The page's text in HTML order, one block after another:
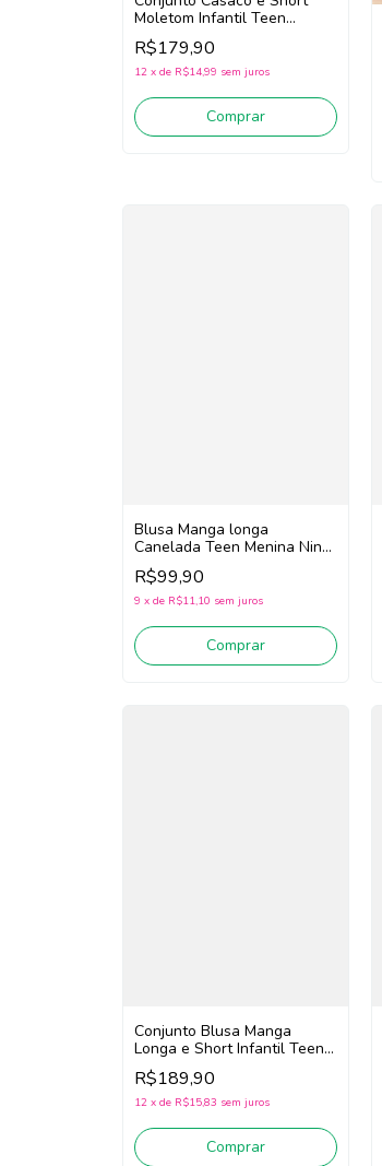
Moletom Infantil Teen
Menina Nina Go! 2261038
(Azul)
R$179,90
12 x de R$14,99 sem juros
Comprar
Blusa Manga longa
Canelada Teen Menina Nina
Go! 2261010 (Preto)
R$99,90
9 x de R$11,10 sem juros
Comprar
Conjunto Blusa Manga
Longa e Short Infantil Teen
Menina Nina Go! 2261028
(Off White/Bordô)
R$189,90
12 x de R$15,83 sem juros
Comprar